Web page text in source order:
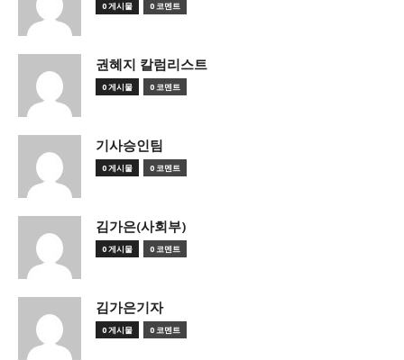
0 게시물 0 코멘트
권혜지 칼럼리스트
0 게시물 0 코멘트
기사승인팀
0 게시물 0 코멘트
김가은(사회부)
0 게시물 0 코멘트
김가은기자
0 게시물 0 코멘트